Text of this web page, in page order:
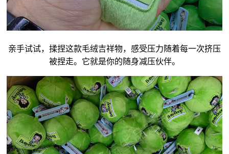
亲手试试，揉捏这款毛绒吉祥物，感受压力随着每一次挤压
被捏走。它就是你的随身减压伙伴。